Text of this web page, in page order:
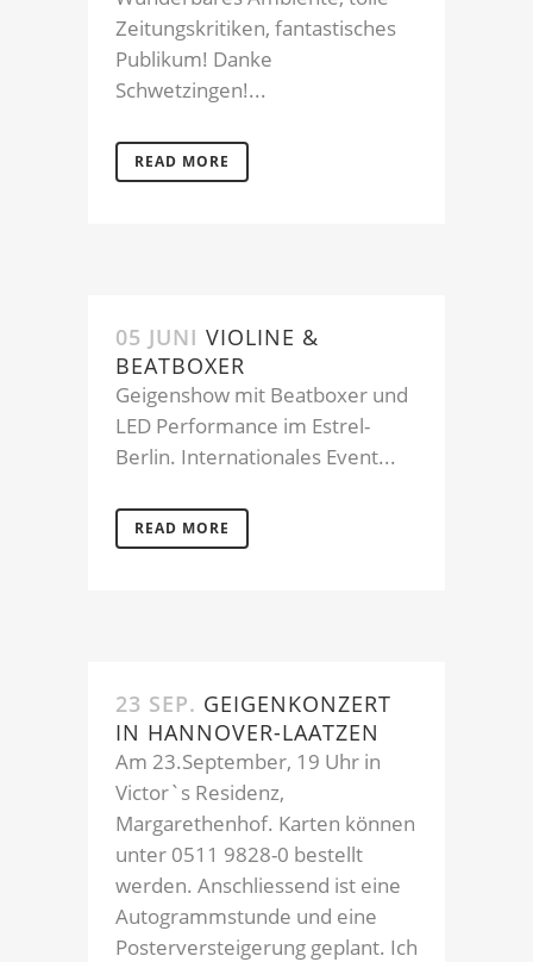
Zeitungskritiken, fantastisches
Publikum! Danke
Schwetzingen!...
READ MORE
05 JUNI VIOLINE &
BEATBOXER
Geigenshow mit Beatboxer und
LED Performance im Estrel-
Berlin. Internationales Event...
READ MORE
23 SEP. GEIGENKONZERT
IN HANNOVER-LAATZEN
Am 23.September, 19 Uhr in
Victor`s Residenz,
Margarethenhof. Karten können
unter 0511 9828-0 bestellt
werden. Anschliessend ist eine
Autogrammstunde und eine
Posterversteigerung geplant. Ich